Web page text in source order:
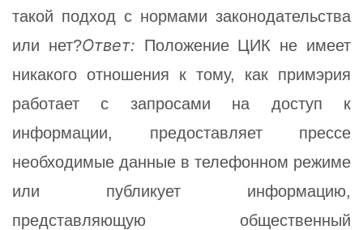
такой подход с нормами законодательства
или нет?Ответ: Положение ЦИК не имеет
никакого отношения к тому, как примэрия
работает с запросами на доступ к
информации, предоставляет прессе
необходимые данные в телефонном режиме
или публикует информацию,
представляющую общественный